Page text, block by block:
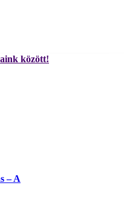
között!
– A